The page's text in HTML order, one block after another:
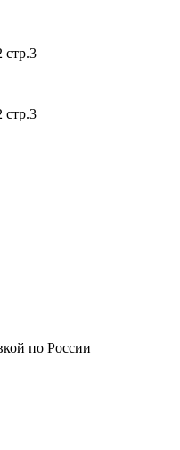
стр.3
стр.3
по России